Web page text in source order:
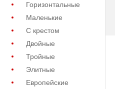
Горизонтальные
Маленькие
С крестом
Двойные
Тройные
Элитные
Европейские